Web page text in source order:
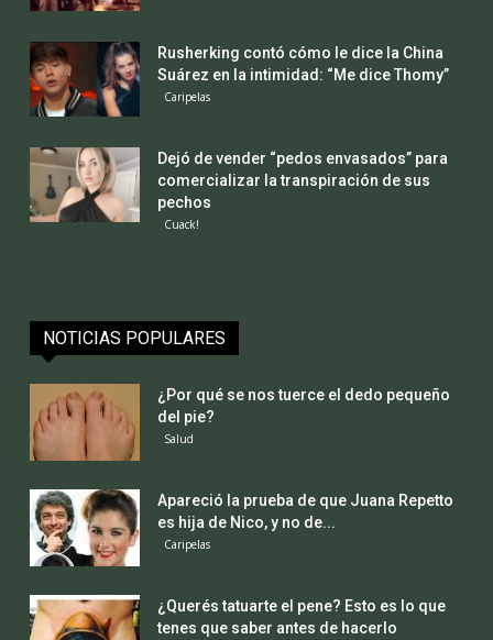
Rusherking contó cómo le dice la China
Suárez en la intimidad: “Me dice Thomy”
Caripelas
Dejó de vender “pedos envasados” para
comercializar la transpiración de sus
pechos
Cuack!
NOTICIAS POPULARES
¿Por qué se nos tuerce el dedo pequeño
del pie?
Salud
Apareció la prueba de que Juana Repetto
es hija de Nico, y no de...
Caripelas
¿Querés tatuarte el pene? Esto es lo que
tenes que saber antes de hacerlo